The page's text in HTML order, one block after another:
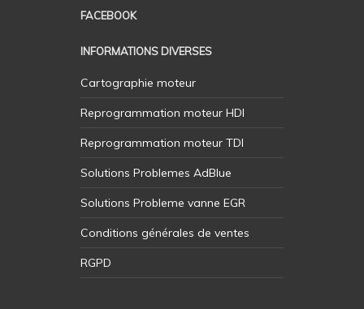
FACEBOOK
INFORMATIONS DIVERSES
Cartographie moteur
Reprogrammation moteur HDI
Reprogrammation moteur TDI
Solutions Problemes AdBlue
Solutions Probleme vanne EGR
Conditions générales de ventes
RGPD